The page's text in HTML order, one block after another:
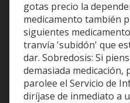
gotas precio la
medicamento también
siguientes
tranvía 'subidón' que
dar. Sobredosis: Si
demasiada medicación,
parolee el Servicio de
diríjase de inmediato a